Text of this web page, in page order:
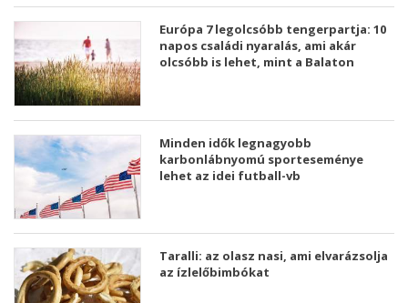
Európa 7 legolcsóbb tengerpartja: 10
napos családi nyaralás, ami akár
olcsóbb is lehet, mint a Balaton
Minden idők legnagyobb
karbonlábnyomú sporteseménye
lehet az idei futball-vb
Taralli: az olasz nasi, ami elvarázsolja
az ízlelőbimbókat